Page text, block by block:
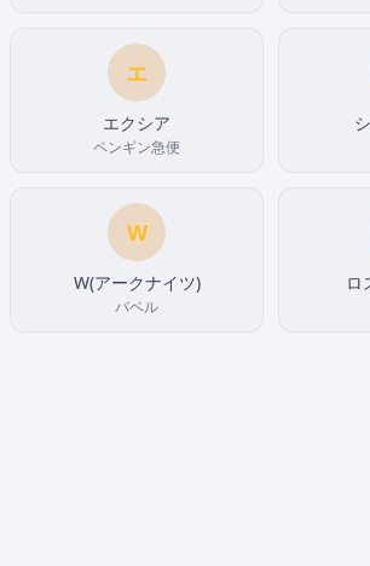
エ
エクシア
ペンギン急便
W
W(アークナイツ)
バベル
ロ